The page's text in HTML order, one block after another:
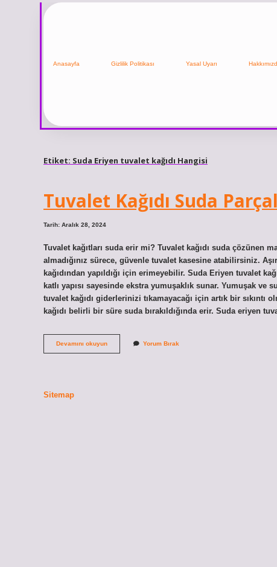
Anasayfa Gizlilik Politikası Yasal Uyarı
Etiket: Suda Eriyen tuvalet kağıdı Hangisi
Tuvalet Kağıdı Suda
Tarih: Aralık 28, 2024
Tuvalet kağıtları suda erir mi? Tuvalet kağıdı suda çözünen
almadığınız sürece, güvenle tuvalet kasesine atabilirsiniz.
kağıdından yapıldığı için erimeyebilir. Suda Eriyen tuvalet
katlı yapısı sayesinde ekstra yumuşaklık sunar. Yumuşak ve
tuvalet kağıdı giderlerinizi tıkamayacağı için artık bir
kağıdı belirli bir süre suda bırakıldığında erir. Suda eriyen
Devamını okuyunTuvalet
Kağıdı
Yorum Bırak
Sitemap